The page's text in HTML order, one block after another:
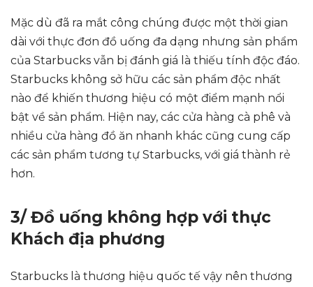
Mặc dù đã ra mắt công chúng được một thời gian
dài với thực đơn đồ uống đa dạng nhưng sản phẩm
của Starbucks vẫn bị đánh giá là thiếu tính độc đáo.
Starbucks không sở hữu các sản phẩm độc nhất
nào để khiến thương hiệu có một điểm mạnh nổi
bật về sản phẩm. Hiện nay, các cửa hàng cà phê và
nhiều cửa hàng đồ ăn nhanh khác cũng cung cấp
các sản phẩm tương tự Starbucks, với giá thành rẻ
hơn.
3/ Đồ uống không hợp với thực
Khách địa phương
Starbucks là thương hiệu quốc tế vậy nên thương